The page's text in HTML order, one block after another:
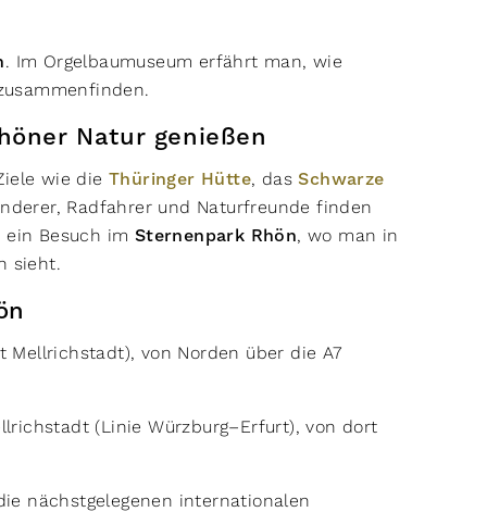
. Im Orgelbaumuseum erfährt man, wie
Natur genießen
wie die Thüringer Hütte, das Schwarze
Radfahrer und Naturfreunde finden
Besuch im Sternenpark Rhön, wo man in
sieht.
Mellrichstadt), von Norden über die A7
(Linie Würzburg–Erfurt), von dort
nächstgelegenen internationalen